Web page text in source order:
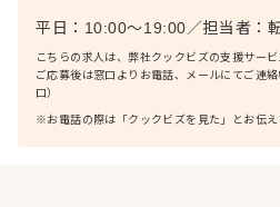
平日：10:00〜19:00／担当者：
こちらの求人は、弊社クックビズの支援サービ
ご応募後は窓口よりお電話、メールにてご連
口）
※お電話の際は「クックビズを見た」とお伝え